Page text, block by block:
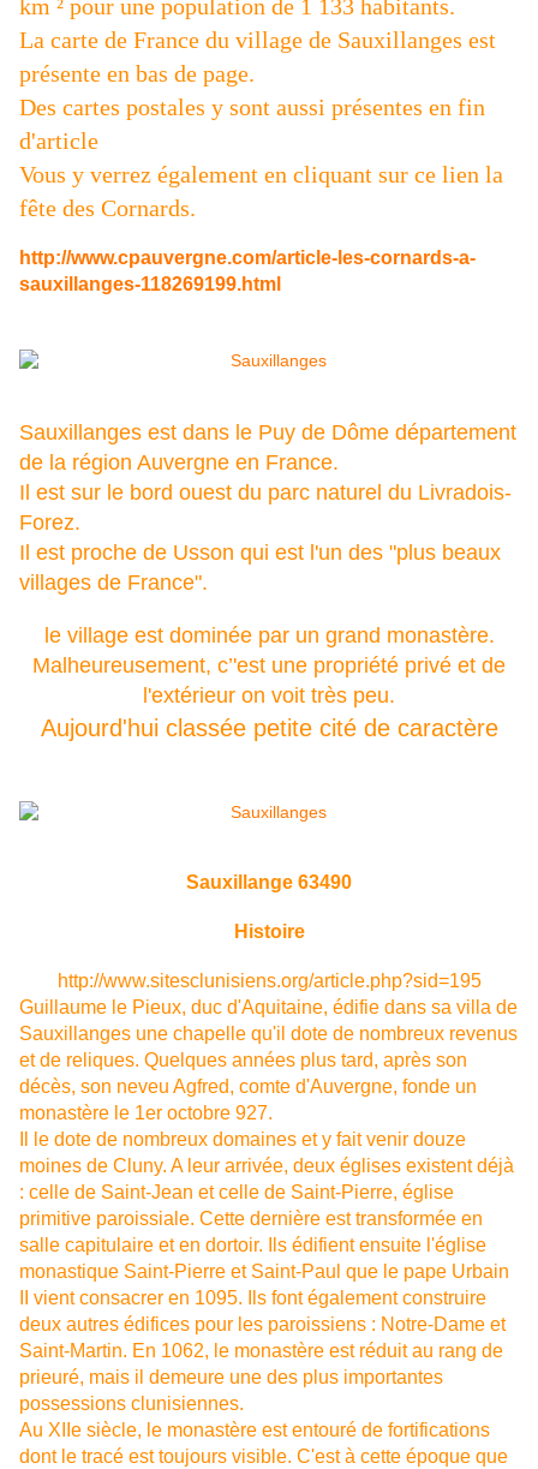
km ² pour une population de 1 133 habitants.
La carte de France du village de Sauxillanges est
présente en bas de page.
Des cartes postales y sont aussi présentes en fin
d'article
Vous y verrez également en cliquant sur ce lien la
fête des Cornards.
http://www.cpauvergne.com/article-les-cornards-a-
sauxillanges-118269199.html
Sauxillanges est dans le Puy de Dôme département
de la région Auvergne en France.
Il est sur le bord ouest du parc naturel du Livradois-
Forez.
Il est proche de Usson qui est l'un des "plus beaux
villages de France".
le village est dominée par un grand monastère.
Malheureusement, c’'est une propriété privé et de
l'extérieur on voit très peu.
Aujourd'hui classée petite cité de caractère
Sauxillange 63490
Histoire
http://www.sitesclunisiens.org/article.php?sid=195
Guillaume le Pieux, duc d'Aquitaine, édifie dans sa villa de
Sauxillanges une chapelle qu'il dote de nombreux revenus
et de reliques. Quelques années plus tard, après son
décès, son neveu Agfred, comte d'Auvergne, fonde un
monastère le 1er octobre 927.
Il le dote de nombreux domaines et y fait venir douze
moines de Cluny. A leur arrivée, deux églises existent déjà
: celle de Saint-Jean et celle de Saint-Pierre, église
primitive paroissiale. Cette dernière est transformée en
salle capitulaire et en dortoir. Ils édifient ensuite l'église
monastique Saint-Pierre et Saint-Paul que le pape Urbain
II vient consacrer en 1095. Ils font également construire
deux autres édifices pour les paroissiens : Notre-Dame et
Saint-Martin. En 1062, le monastère est réduit au rang de
prieuré, mais il demeure une des plus importantes
possessions clunisiennes.
Au XIIe siècle, le monastère est entouré de fortifications
dont le tracé est toujours visible. C'est à cette époque que